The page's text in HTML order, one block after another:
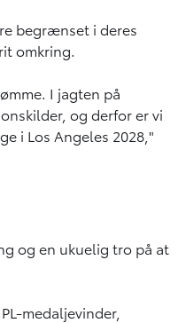
begrænset i deres
omkring.
I jagten på
og derfor er vi
i Los Angeles 2028,"
og en ukuelig tro på at
medaljevinder,